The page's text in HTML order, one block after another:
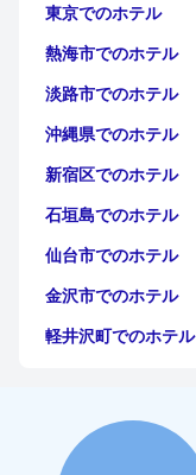
東京でのホテル
熱海市でのホテル
淡路市でのホテル
沖縄県でのホテル
新宿区でのホテル
石垣島でのホテル
仙台市でのホテル
金沢市でのホテル
軽井沢町でのホテル
神戸市でのホテル
宮古島でのホテル